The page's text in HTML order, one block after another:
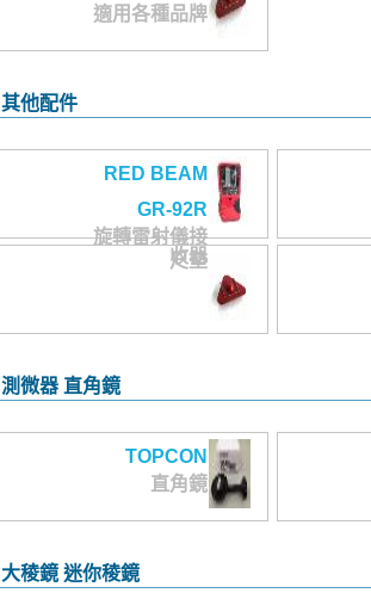
適用各種品牌
其他配件
RED BEAM
GR-92R
旋轉雷射儀接
收器
尺墊
測微器 直角鏡
TOPCON
直角鏡
大稜鏡 迷你稜鏡